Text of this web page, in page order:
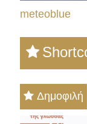
meteoblue
Δημοφιλή